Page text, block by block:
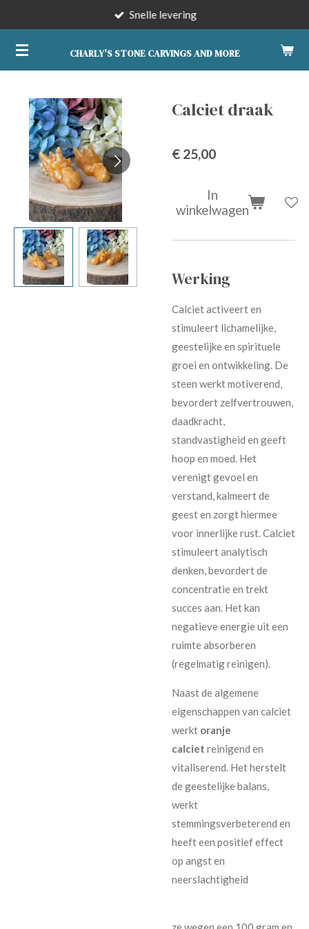
naar
de
CHARLY'S STONE CARVINGS AND MORE
Snelle levering
Calciet draak
€ 25,00
In
winkelwagen
Werking
Calciet activeert en
stimuleert lichamelijke,
geestelijke en spirituele
groei en ontwikkeling. De
steen werkt motiverend,
bevordert zelfvertrouwen,
daadkracht,
standvastigheid en geeft
hoop en moed. Het
verenigt gevoel en
verstand, kalmeert de
geest en zorgt hiermee
voor innerlijke rust. Calciet
stimuleert analytisch
denken, bevordert de
concentratie en trekt
succes aan. Het kan
negatieve energie uit een
ruimte absorberen
(regelmatig reinigen).
Naast de algemene
eigenschappen van calciet
werkt oranje
calciet reinigend en
vitaliserend. Het herstelt
de geestelijke balans,
werkt
stemmingsverbeterend en
heeft een positief effect
op angst en
neerslachtigheid